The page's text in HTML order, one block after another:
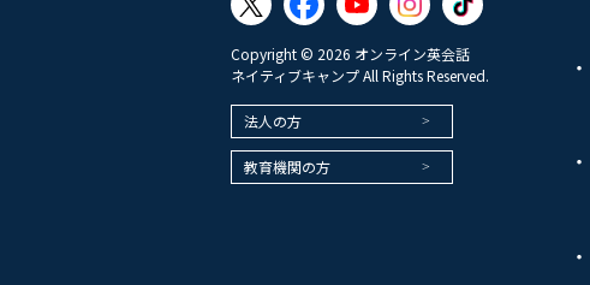
Copyright © 2026 オンライン英会話
ネイティブキャンプ All Rights Reserved.
法人の方
教育機関の方